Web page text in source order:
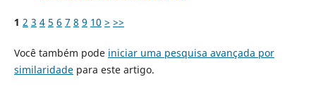
1 2 3 4 5 6 7 8 9 10 > >>
Você também pode iniciar uma pesquisa avançada por
similaridadepara este artigo.